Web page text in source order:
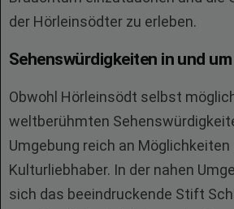
der Hörleinsödter zu erleben.
Sehenswürdigkeiten in und
Obwohl Hörleinsödt selbst
weltberühmten
Umgebung reich an
Kulturliebhaber. In der nahen
sich das beeindruckende Stift